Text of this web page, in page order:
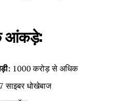
आंकड़े:
₹1000 करोड़ से अधिक
साइबर धोखेबाज